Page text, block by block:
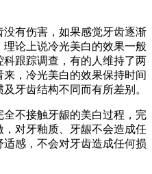
有伤害，如果感觉牙齿逐渐
论上说冷光美白的效果一般
跟踪调查，有的人维持了两
，冷光美白的效果保持时间
牙齿结构不同而有所差别。
不接触牙龈的美白过程，完
对牙釉质、牙龈不会造成任
感，不会对牙齿造成任何损